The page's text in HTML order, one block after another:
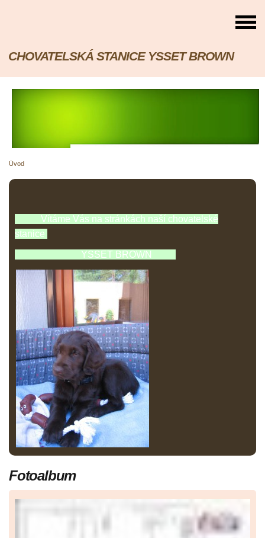
CHOVATELSKÁ STANICE YSSET BROWN
Úvod
Vítáme Vás na stránkách naší chovatelské
stanice
YSSET BROWN
Fotoalbum